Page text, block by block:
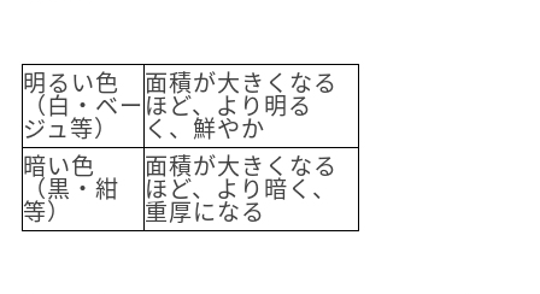
明るい色
（白・ベー
ジュ等）
面積が大きくなる
ほど、より明る
く、鮮やか
暗い色
（黒・紺
等）
面積が大きくなる
ほど、より暗く、
重厚になる